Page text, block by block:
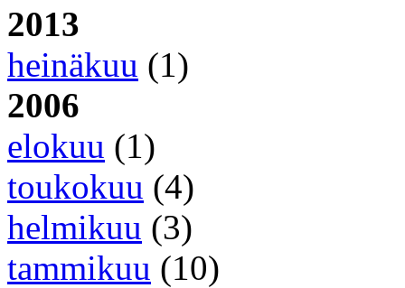
2013
heinäkuu (1)
2006
elokuu (1)
toukokuu (4)
helmikuu (3)
tammikuu (10)